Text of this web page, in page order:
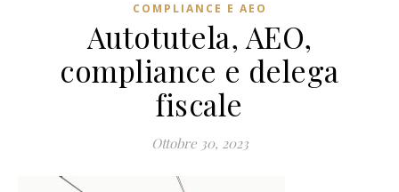
COMPLIANCE E AEO
Autotutela, AEO,
compliance e delega
fiscale
Ottobre 30, 2023